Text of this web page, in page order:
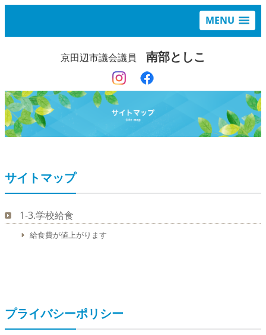
MENU
京田辺市議会議員 南部としこ
サイトマップ
1-3.学校給食
給食費が値上がります
プライバシーポリシー